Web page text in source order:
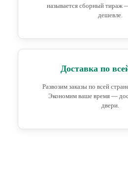
называется сборный тираж
дешевле.
Доставка по
Развозим заказы по всей
Экономим ваше время —
двери.